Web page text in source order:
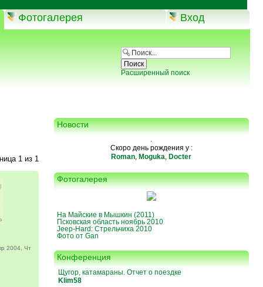
Фотогалерея Вход
Расширенный поиск
1из 1
2004, Чт
Новости
.
Скоро день рождения у :
Roman, Moguka, Docter
Фотогалерея
На Майские в Мышкин (2011)
Псковская область ноябрь 2010
Jeep-Hard: Стрельчиха 2010
Фото от Gan
Конференция
Щугор, катамараны. Отчет о поездке
Klim58